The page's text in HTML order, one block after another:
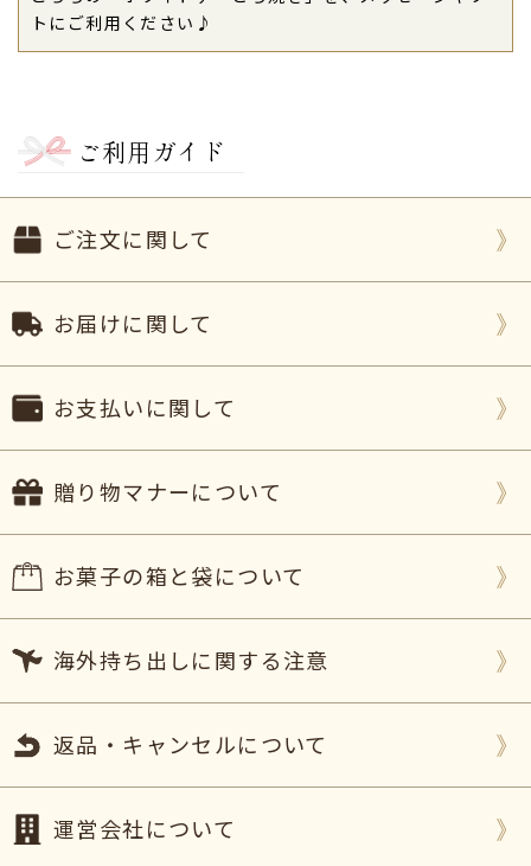
どら焼き(3個入り)
トにご利用ください♪
ご利用ガイド
ご注文に関して
お届けに関して
お支払いに関して
贈り物マナーについて
お菓子の箱と袋について
海外持ち出しに関する注意
返品・キャンセルについて
運営会社について